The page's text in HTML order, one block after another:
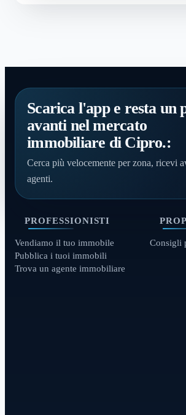
Scarica l'app e resta un
avanti nel mercato
immobiliare di Cipro.:
Cerca più velocemente per zona, ricevi
agenti.
PROFESSIONISTI
Vendiamo il tuo immobile
Pubblica i tuoi immobili
Trova un agente immobiliare
Consigli